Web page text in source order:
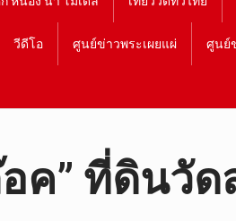
วีดีโอ ศูนย์ข่าวพระเผยแผ่ ศูนย์
ค” ที่ดินวั